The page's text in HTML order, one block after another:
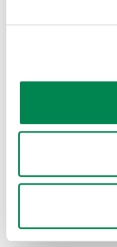
minimum.
Un tel verrou est
Fortin ne
déterminer le
généralement
intégrait ces
horaire moyen